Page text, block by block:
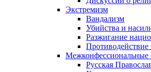
Экстремизм
Вандализм
Убийства и
Разжигание
Противодействие
Межконфессиональные
Русская